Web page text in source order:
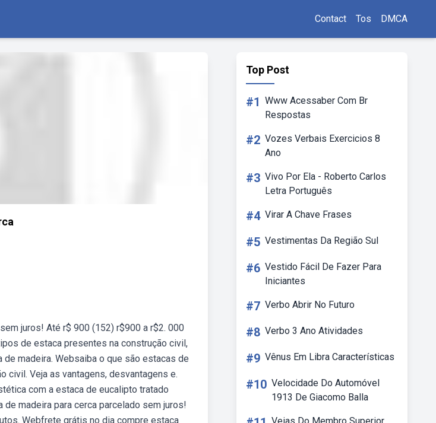
Contact Tos DMCA
juros! Até r$ 900 (152) r$900 a r$2. 000
de estaca presentes na construção civil,
madeira. Websaiba o que são estacas de
civil. Veja as vantagens, desvantagens e.
com a estaca de eucalipto tratado
madeira para cerca parcelado sem juros!
Webfrete grátis no dia compre estaca
Top Post
#1 Www Acessaber Com Br
Respostas
#2 Vozes Verbais Exercicios 8
Ano
#3 Vivo Por Ela - Roberto Carlos
Letra Português
#4 Virar A Chave Frases
#5 Vestimentas Da Região Sul
#6 Vestido Fácil De Fazer Para
Iniciantes
#7 Verbo Abrir No Futuro
#8 Verbo 3 Ano Atividades
#9 Vênus Em Libra Características
#10 Velocidade Do Automóvel
1913 De Giacomo Balla